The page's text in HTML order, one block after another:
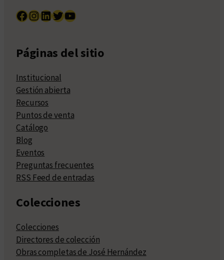
Facebook InstagramLinkedIn Twitter YouTube
Páginas del sitio
Institucional
Gestión abierta
Recursos
Puntos de venta
Catálogo
Blog
Eventos
Preguntas frecuentes
RSS Feed de entradas
Colecciones
Colecciones
Directores de colección
Obras completas de José Hernández